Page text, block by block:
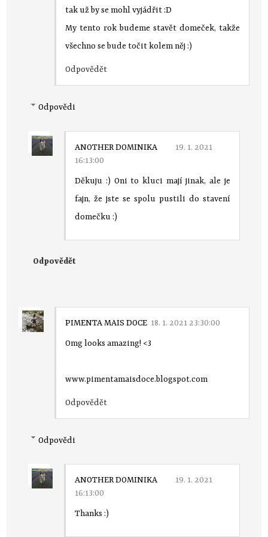
tak už by se mohl vyjádřit :D
My tento rok budeme stavět domeček, takže
všechno se bude točit kolem něj :)
Odpovědět
Odpovědi
ANOTHER DOMINIKA
19. 1. 2021
16:13:00
Děkuju :) Oni to kluci mají jinak, ale je
fajn, že jste se spolu pustili do stavení
domečku :)
Odpovědět
PIMENTA MAIS DOCE 18. 1. 2021 23:30:00
Omg looks amazing! <3
www.pimentamaisdoce.blogspot.com
Odpovědět
Odpovědi
ANOTHER DOMINIKA
19. 1. 2021
16:13:00
Thanks :)